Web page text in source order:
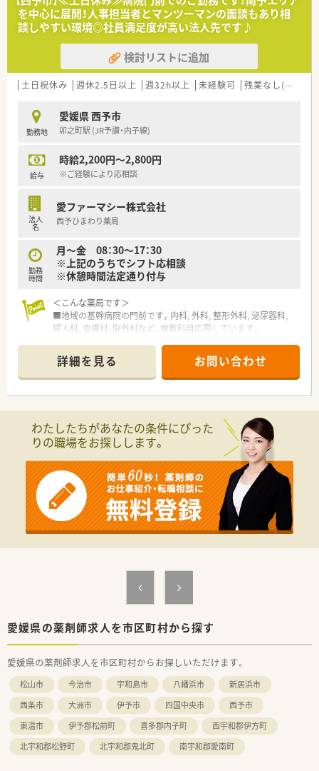
ります。誰もが安心して働ける職場づくりを目指しています。
■地域のお客様と共に取り組む地域支援・社会貢献活動も活発に
行っております。
＜こんな方にもオススメ＞
■週2日～ご相談可能！フルタイムでのご勤務が難しい方
■いざという時のフォロー体制があるチェーン薬局をご検討中
■週20時間～社会保険に加入したい方
などお気軽にご相談ください！
＜研修制度＞
■ご入職後は実務を通じて一連の業務を習得頂きます。
■愛媛県内にて店舗展開中の企業です。
転居を伴う店舗異動はございませんので地元で長く働きたい
■社長も薬剤師として現場に出ておられます。
現場目線で何でもご相談頂ける環境で安心してお仕事可能で
す。
＜こんな方にもオススメ＞
■異動等なく長く働きたいとお考えの方
を中心に展開！人事担当者とマンツーマンの面談もあり相
談しやすい環境◎社員満足度が高い法人先です♪
検討リストに追加
土日祝休み 週休2.5日以上 週32h以上 未経験可 残業なし(ほぼなし含む)
勤務地
愛媛県 西予市
卯之町駅 (JR予讃・内子線)
給与
時給2,200円～2,800円
※ご経験により応相談
法人
名
愛ファーマシー株式会社
西予ひまわり薬局
勤務
時間
月～金 08：30～17：30
※上記のうちでシフト応相談
※休憩時間法定通り付与
＜こんな薬局です＞
■地域の基幹病院の門前です。内科, 外科, 整形外科, 泌尿器科,
婦人科, 皮膚科, 脳外科など、複数科目応需しています。
＜業務内容＞
■調剤、監査、投薬、薬歴管理等、薬剤師業務全般をお願いしま
す。
＜研修体制＞
■入社後、店舗にて先輩薬剤師から実務を通して指導いただきま
通常より多めの人員体制があるため、入社後お互いにフォロー
しながら慣れることのできる環境です。
■教育・勉強会開催が大変充実しています。
処方医を招いて研修会、社内学術大会の開催（年1回）、
医療安全研修（年2回）、製薬メーカーによる医療品勉強会(月1
回)、
地域の医師会・薬剤師主催の勉強会、薬剤師会学術大会（全国・
企業主催の医療セミナー(在宅・介護関連など) 等々学べる機
■愛媛県にて20店舗以上展開中の薬局チェーンです。
■南予エリアには複数店舗展開されています。
ておりますので、店舗間で応援もございます。
■女性の多い職場ですので産休、育児休暇等福利厚生面も充実
し、勤務状況（時間、休日等）も柔軟に対応しています。
■月に一度おやつ代が支給され、みんなでケーキを食べる等職員
同士の親睦を深める制度もございます。
■eラーニング・各種資格の取得支援もございます。
研修費の補助制度を設け、研修会参加を積極的にサポートして
います。
詳細を見る お問い合わせ
わたしたちがあなたの条件にぴった
りの職場をお探しします。
愛媛県の薬剤師求人を市区町村から探す
愛媛県の薬剤師求人を市区町村からお探しいただけます。
松山市 今治市 宇和島市 八幡浜市
新居浜市
西条市
大洲市 伊予市 四国中央市
西予市
東温市
伊予郡松前町 喜多郡内子町
西宇和郡伊方町
北宇和郡松野町
北宇和郡鬼北町 南宇和郡愛南町